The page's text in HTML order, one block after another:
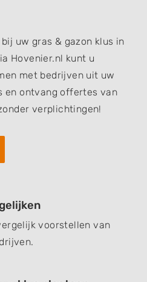
uw gras & gazon klus in
Hovenier.nl kunt u
met bedrijven uit uw
en ontvang offertes van
verplichtingen!
voorstellen van